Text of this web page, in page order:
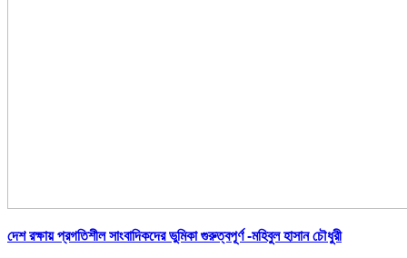
দেশ রক্ষায় প্রগতিশীল সাংবাদিকদের ভুমিকা গুরুত্বপূর্ণ -মহিবুল হাসান চৌধুরী